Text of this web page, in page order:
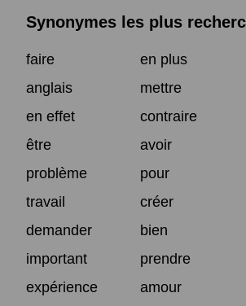
Synonymes les plus
faire
en plus
anglais
mettre
en effet
contraire
être
avoir
problème
pour
travail
créer
demander
bien
important
prendre
expérience
amour